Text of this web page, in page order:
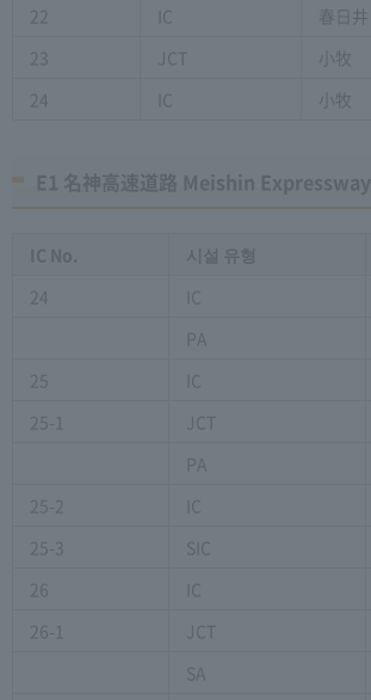
22 IC
春日井
23
JCT
小牧
24
IC 小牧
E1 名神高速道路 Meishin Expressway
24
IC
PA
25
IC
25-1
JCT
PA
25-2
IC
25-3
SIC
26
IC
26-1
JCT
SA